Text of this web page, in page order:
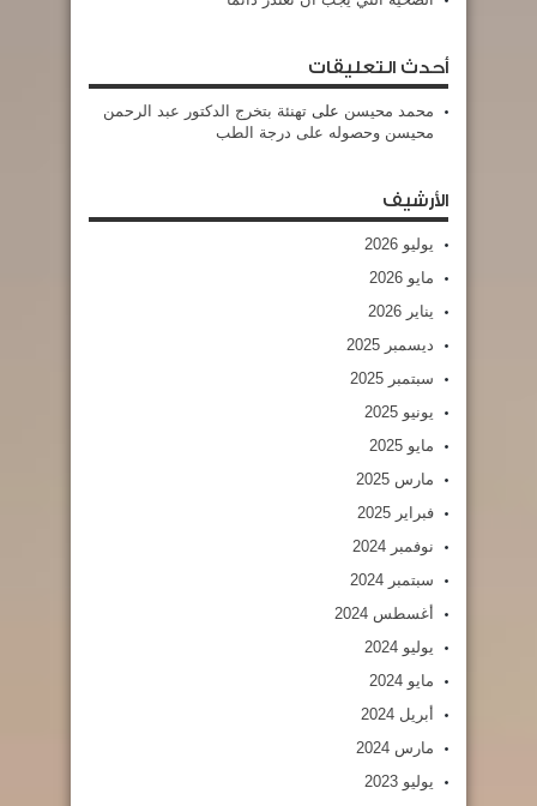
أحدث التعليقات
محمد محيسن على تهنئة بتخرج الدكتور عبد الرحمن
محيسن وحصوله على درجة الطب
الأرشيف
يوليو 2026
مايو 2026
يناير 2026
ديسمبر 2025
سبتمبر 2025
يونيو 2025
مايو 2025
مارس 2025
فبراير 2025
نوفمبر 2024
سبتمبر 2024
أغسطس 2024
يوليو 2024
مايو 2024
أبريل 2024
مارس 2024
يوليو 2023